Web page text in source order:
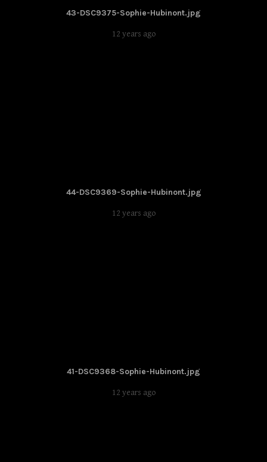
43-DSC9375-Sophie-Hubinont.jpg
12 years ago
44-DSC9369-Sophie-Hubinont.jpg
12 years ago
41-DSC9368-Sophie-Hubinont.jpg
12 years ago